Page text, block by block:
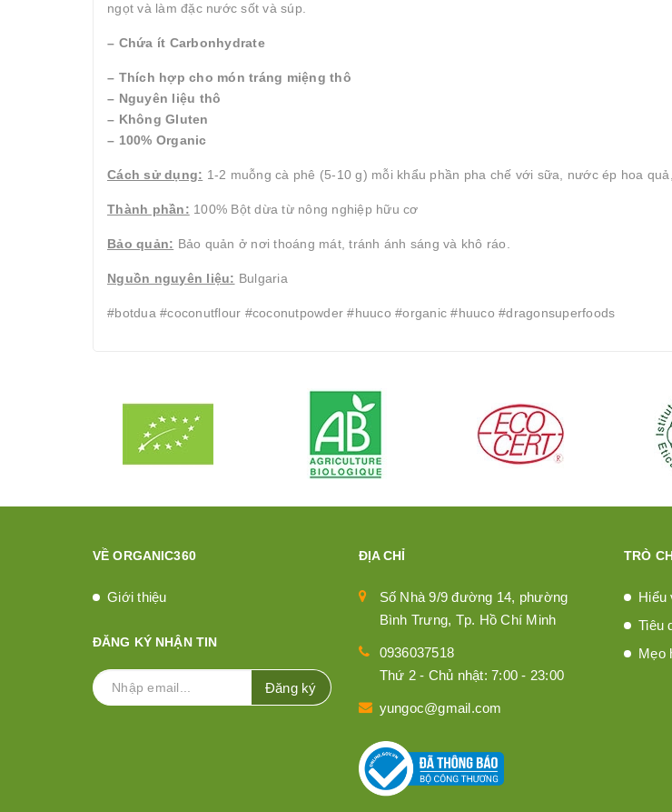
ngọt và làm đặc nước sốt và súp.
– Chứa ít Carbonhydrate
– Thích hợp cho món tráng miệng thô
– Nguyên liệu thô
– Không Gluten
– 100% Organic
Cách sử dụng: 1-2 muỗng cà phê (5-10 g) mỗi khẩu phần pha chế với sữa, nước ép hoa
Thành phần: 100% Bột dừa từ nông nghiệp hữu cơ
Bảo quản: Bảo quản ở nơi thoáng mát, tránh ánh sáng và khô ráo.
Nguồn nguyên liệu: Bulgaria
#botdua #coconutflour #coconutpowder #huuco #organic #huuco #dragonsuperfoods
VỀ ORGANIC360
Giới thiệu
ĐĂNG KÝ NHẬN TIN
Đăng ký
ĐỊA CHỈ
Số Nhà 9/9 đường 14, phường
Bình Trưng, Tp. Hồ Chí Minh
0936037518
Thứ 2 - Chủ nhật: 7:00 - 23:00
yungoc@gmail.com
TRÒ
Hiểu
Tiêu
Mẹo